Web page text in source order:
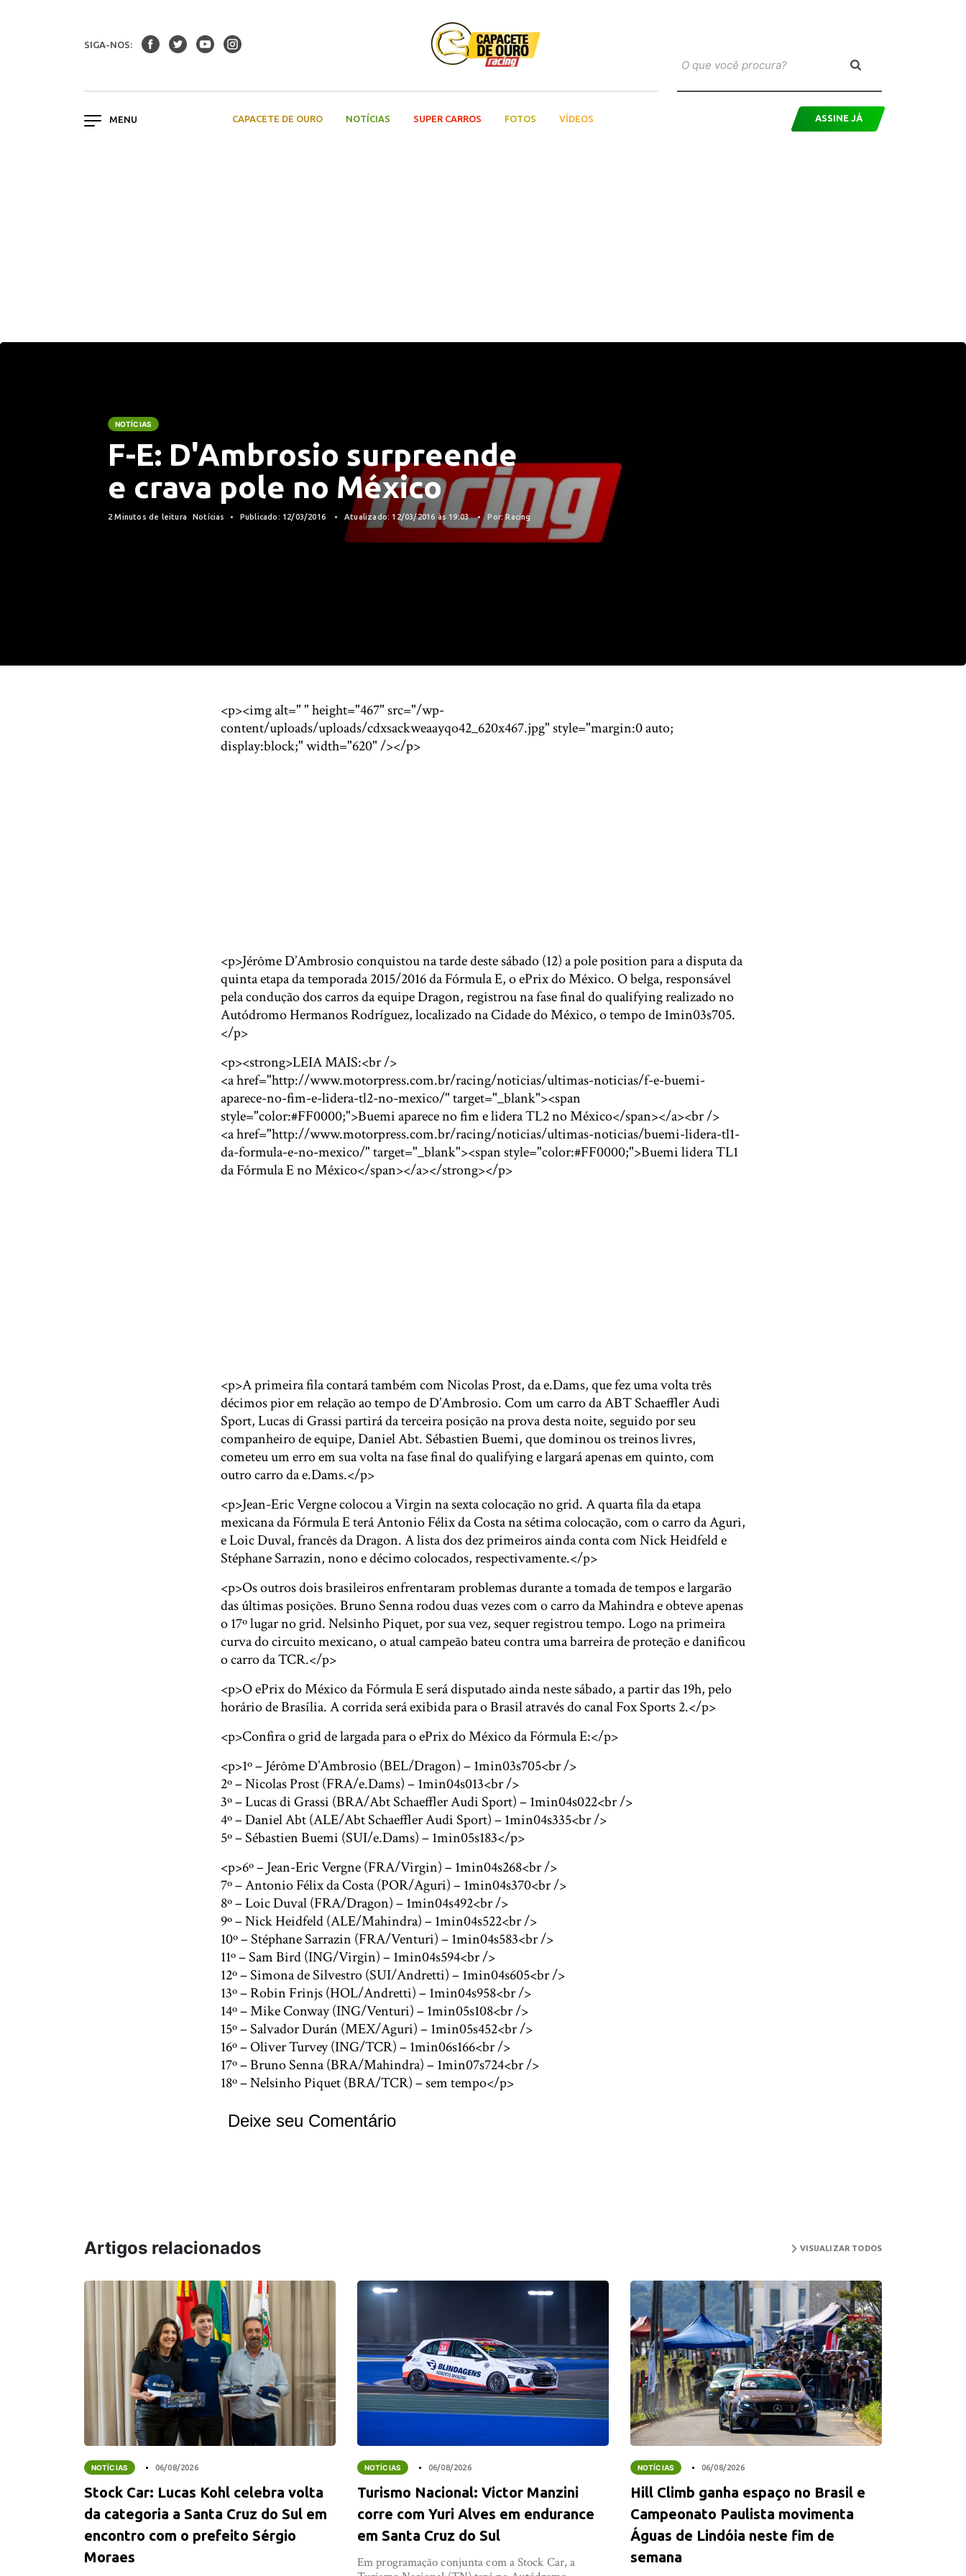
SIGA-NOS:
CAPACETE DE OURO NOTÍCIAS SUPER CARROS FOTOS VÍDEOS ASSINE JÁ
NOTÍCIAS
F-E: D'Ambrosio surpreende
e crava pole no México
2 Minutos de leitura Notícias Publicado: 12/03/2016 Atualizado: 12/03/2016 às 19:03 Por: Racing
<p><img alt=" " height="467" src="/wp-
content/uploads/uploads/cdxsackweaayqo42_620x467.jpg" style="margin:0 auto;
display:block;" width="620" /></p>
<p>Jérôme D’Ambrosio conquistou na tarde deste sábado (12) a pole position para a disputa da
quinta etapa da temporada 2015/2016 da Fórmula E, o ePrix do México. O belga, responsável
pela condução dos carros da equipe Dragon, registrou na fase final do qualifying realizado no
Autódromo Hermanos Rodríguez, localizado na Cidade do México, o tempo de 1min03s705.
</p>
<p><strong>LEIA MAIS:<br />
<a href="http://www.motorpress.com.br/racing/noticias/ultimas-noticias/f-e-buemi-
aparece-no-fim-e-lidera-tl2-no-mexico/" target="_blank"><span
style="color:#FF0000;">Buemi aparece no fim e lidera TL2 no México</span></a><br />
<a href="http://www.motorpress.com.br/racing/noticias/ultimas-noticias/buemi-lidera-tl1-
da-formula-e-no-mexico/" target="_blank"><span style="color:#FF0000;">Buemi lidera TL1
da Fórmula E no México</span></a></strong></p>
<p>A primeira fila contará também com Nicolas Prost, da e.Dams, que fez uma volta três
décimos pior em relação ao tempo de D’Ambrosio. Com um carro da ABT Schaeffler Audi
Sport, Lucas di Grassi partirá da terceira posição na prova desta noite, seguido por seu
companheiro de equipe, Daniel Abt. Sébastien Buemi, que dominou os treinos livres,
cometeu um erro em sua volta na fase final do qualifying e largará apenas em quinto, com
outro carro da e.Dams.</p>
<p>Jean-Eric Vergne colocou a Virgin na sexta colocação no grid. A quarta fila da etapa
mexicana da Fórmula E terá Antonio Félix da Costa na sétima colocação, com o carro da Aguri,
e Loic Duval, francês da Dragon. A lista dos dez primeiros ainda conta com Nick Heidfeld e
Stéphane Sarrazin, nono e décimo colocados, respectivamente.</p>
<p>Os outros dois brasileiros enfrentaram problemas durante a tomada de tempos e largarão
das últimas posições. Bruno Senna rodou duas vezes com o carro da Mahindra e obteve apenas
o 17º lugar no grid. Nelsinho Piquet, por sua vez, sequer registrou tempo. Logo na primeira
curva do circuito mexicano, o atual campeão bateu contra uma barreira de proteção e danificou
o carro da TCR.</p>
<p>O ePrix do México da Fórmula E será disputado ainda neste sábado, a partir das 19h, pelo
horário de Brasília. A corrida será exibida para o Brasil através do canal Fox Sports 2.</p>
<p>Confira o grid de largada para o ePrix do México da Fórmula E:</p>
<p>1º – Jérôme D’Ambrosio (BEL/Dragon) – 1min03s705<br />
2º – Nicolas Prost (FRA/e.Dams) – 1min04s013<br />
3º – Lucas di Grassi (BRA/Abt Schaeffler Audi Sport) – 1min04s022<br />
4º – Daniel Abt (ALE/Abt Schaeffler Audi Sport) – 1min04s335<br />
5º – Sébastien Buemi (SUI/e.Dams) – 1min05s183</p>
<p>6º – Jean-Eric Vergne (FRA/Virgin) – 1min04s268<br />
7º – Antonio Félix da Costa (POR/Aguri) – 1min04s370<br />
8º – Loic Duval (FRA/Dragon) – 1min04s492<br />
9º – Nick Heidfeld (ALE/Mahindra) – 1min04s522<br />
10º – Stéphane Sarrazin (FRA/Venturi) – 1min04s583<br />
11º – Sam Bird (ING/Virgin) – 1min04s594<br />
12º – Simona de Silvestro (SUI/Andretti) – 1min04s605<br />
13º – Robin Frinjs (HOL/Andretti) – 1min04s958<br />
14º – Mike Conway (ING/Venturi) – 1min05s108<br />
15º – Salvador Durán (MEX/Aguri) – 1min05s452<br />
16º – Oliver Turvey (ING/TCR) – 1min06s166<br />
17º – Bruno Senna (BRA/Mahindra) – 1min07s724<br />
18º – Nelsinho Piquet (BRA/TCR) – sem tempo</p>
Deixe seu Comentário
Artigos relacionados VISUALIZAR TODOS
NOTÍCIAS 06/08/2026
Stock Car: Lucas Kohl celebra volta
da categoria a Santa Cruz do Sul em
encontro com o prefeito Sérgio
Moraes
NOTÍCIAS 06/08/2026
Turismo Nacional: Victor Manzini
corre com Yuri Alves em endurance
em Santa Cruz do Sul
Em programação conjunta com a Stock Car, a
NOTÍCIAS 06/08/2026
Hill Climb ganha espaço no Brasil e
Campeonato Paulista movimenta
Águas de Lindóia neste fim de
semana